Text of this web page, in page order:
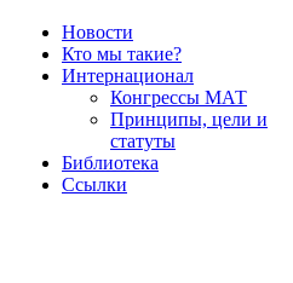
Новости
Кто мы такие?
Интернационал
Конгрессы МАТ
Принципы, цели и
статуты
Библиотека
Ссылки